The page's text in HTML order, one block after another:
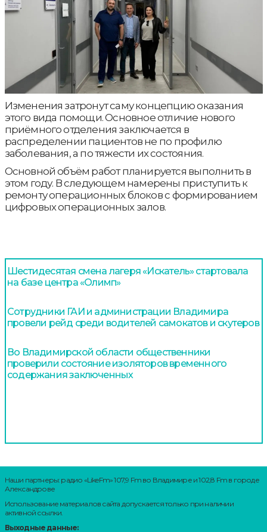
Изменения затронут саму концепцию оказания
этого вида помощи. Основное отличие нового
приёмного отделения заключается в
распределении пациентов не по профилю
заболевания, а по тяжести их состояния.
Основной объём работ планируется выполнить в
этом году. В следующем намерены приступить к
ремонту операционных блоков с формированием
цифровых операционных залов.
Шестидесятая смена лагеря «Искатель» стартовала
на базе центра «Олимп»
Сотрудники ГАИ и администрации Владимира
провели рейд среди водителей самокатов и скутеров
Во Владимирской области общественники
проверили состояние изоляторов временного
содержания заключенных
Наши партнеры: радио «LikeFm» 107,9 Fm во Владимире и 102,8 Fm в городе
Александрове
Использование материалов сайта допускается только при наличии
активной ссылки.
Выходные данные: